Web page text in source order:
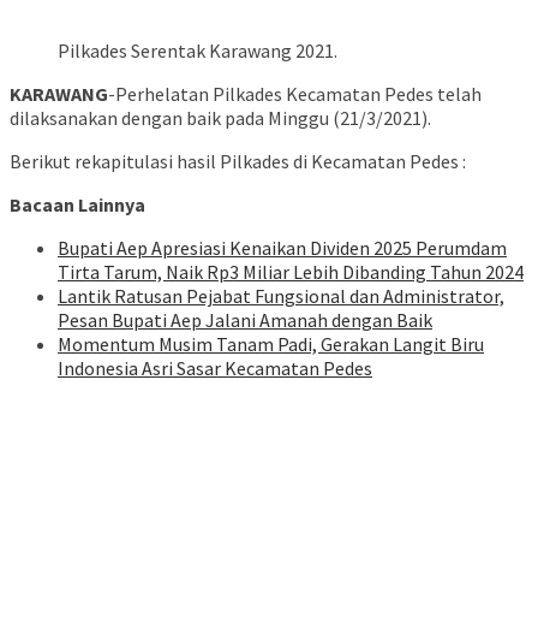
Pilkades Serentak Karawang 2021.
KARAWANG-Perhelatan Pilkades Kecamatan Pedes telah
dilaksanakan dengan baik pada Minggu (21/3/2021).
Berikut rekapitulasi hasil Pilkades di Kecamatan Pedes :
Bacaan Lainnya
Bupati Aep Apresiasi Kenaikan Dividen 2025 Perumdam
Tirta Tarum, Naik Rp3 Miliar Lebih Dibanding Tahun 2024
Lantik Ratusan Pejabat Fungsional dan Administrator,
Pesan Bupati Aep Jalani Amanah dengan Baik
Momentum Musim Tanam Padi, Gerakan Langit Biru
Indonesia Asri Sasar Kecamatan Pedes